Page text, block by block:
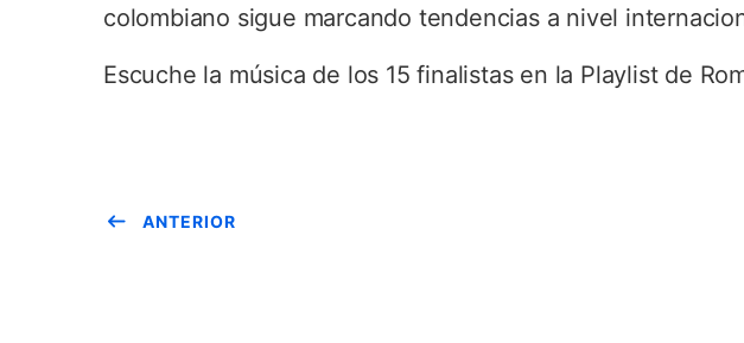
colombiano sigue marcando tendencias a nivel
Escuche la música de los 15 finalistas en la Playlist de
ANTERIOR